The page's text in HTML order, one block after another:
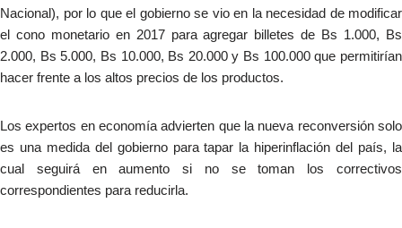
Nacional), por lo que el gobierno se vio en la necesidad de modificar
el cono monetario en 2017 para agregar billetes de Bs 1.000, Bs
2.000, Bs 5.000, Bs 10.000, Bs 20.000 y Bs 100.000 que permitirían
hacer frente a los altos precios de los productos.
Los expertos en economía advierten que la nueva reconversión solo
es una medida del gobierno para tapar la hiperinflación del país, la
cual seguirá en aumento si no se toman los correctivos
correspondientes para reducirla.